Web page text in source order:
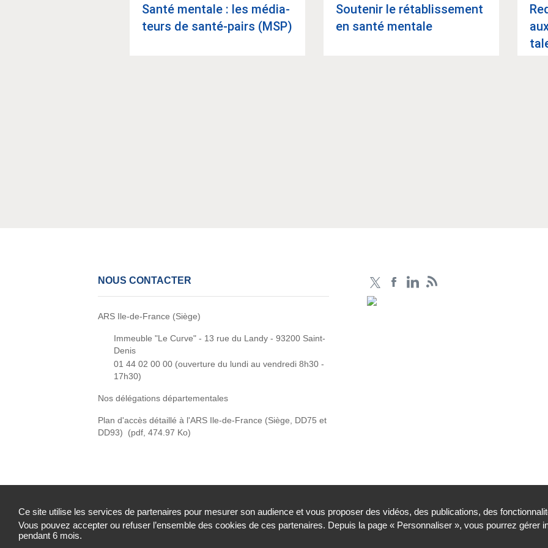
Ce site utilise les services de partenaires pour mesurer son audience et vous proposer des vidéos, des publications, des
Vous pouvez accepter ou refuser l’ensemble des cookies de ces partenaires. Depuis la page « Personnaliser », vous pourrez
pendant 6 mois.
Santé men­tale : les média­
teurs de santé-pairs (MSP)
Sou­te­nir le réta­blis­se­ment
en santé men­tale
NOUS CONTACTER
ARS Ile-de-France (Siège)
Immeuble "Le Curve" - 13 rue du Landy - 93200 Saint-
Denis
01 44 02 00 00 (ouverture du lundi au vendredi 8h30 -
17h30)
Nos délégations départementales
Plan d'accès détaillé à l'ARS Ile-de-France (Siège, DD75 et
DD93)
(pdf, 474.97 Ko)
Accessibilité : partiellement conforme Mentions légales Contacts Plan du site Traitement de